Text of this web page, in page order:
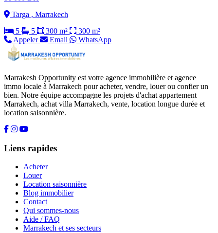
Targa , Marrakech
5
5 300 m²
300 m²
Appeler
Email WhatsApp
Marrakesh Opportunity est votre agence immobilière et agence
immo locale à Marrakech pour acheter, vendre, louer ou confier un
bien. Notre équipe accompagne les projets d'achat appartement
Marrakech, achat villa Marrakech, vente, location longue durée et
location saisonnière.
Liens rapides
Acheter
Louer
Location saisonnière
Blog immobilier
Contact
Qui sommes-nous
Aide / FAQ
Marrakech et ses secteurs